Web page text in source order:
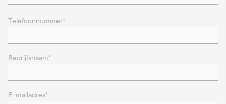
Telefoonnummer*
Bedrijfsnaam*
E-mailadres*